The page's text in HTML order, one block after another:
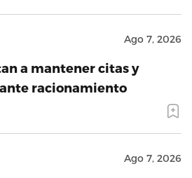
Ago 7, 2026
a mantener citas y
racionamiento
Ago 7, 2026